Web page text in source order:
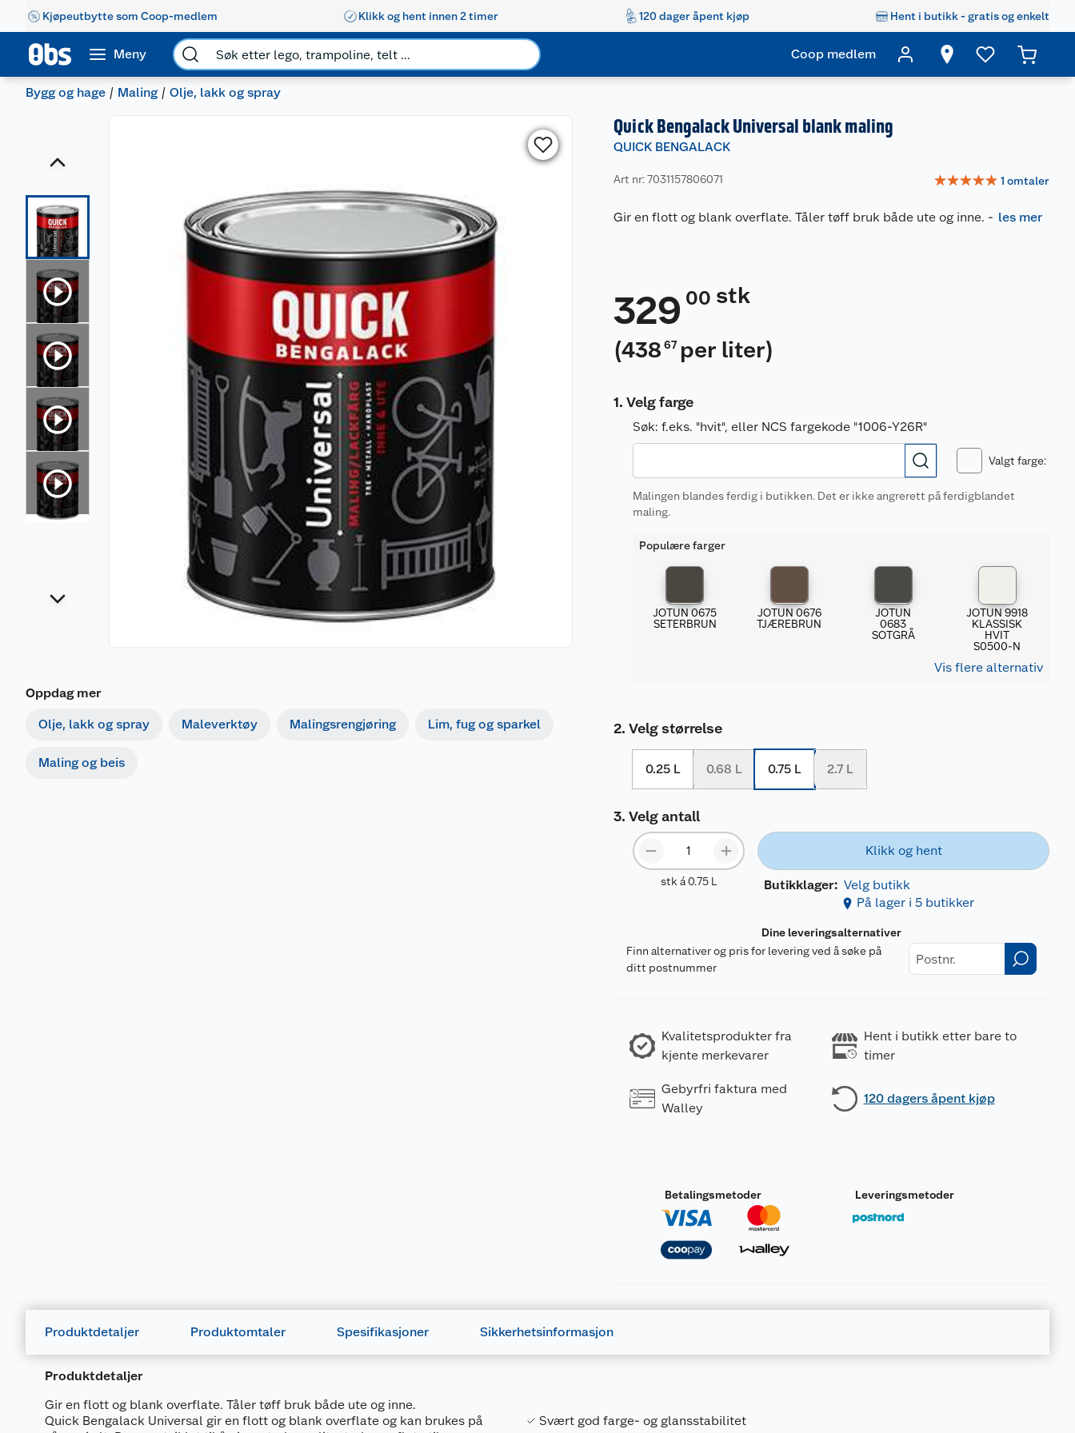
Kjøpeutbytte som Coop-medlem Klikk og hent innen 2 timer 120 dager åpent kjøp Hent i butikk - gratis og enkelt
Meny Coop medlem
Bygg og hage Maling Olje, lakk og spray
Oppdag mer
Olje, lakk og spray Maleverktøy Malingsrengjøring Lim, fug og sparkel
Maling og beis
Quick Bengalack Universal blank maling
QUICK BENGALACK
Art nr: 7031157806071 ☆☆☆☆☆ 1 omtaler
Gir en flott og blank overflate. Tåler tøff bruk både ute og inne. - les mer
329 00 stk
(438 67 per liter)
Velg farge
Søk: f.eks. "hvit", eller NCS fargekode "1006-Y26R"
Valgt farge:
Malingen blandes ferdig i butikken. Det er ikke angrerett på ferdigblandet
maling.
Populære farger
JOTUN 0675
SETERBRUN
JOTUN 0676
TJÆREBRUN
JOTUN
0683
SOTGRÅ
JOTUN 9918
KLASSISK
HVIT
S0500-N
Vis flere alternativ
Velg størrelse
0.25 L 0.68 L 0.75 L 2.7 L
Velg antall
stk á 0.75 L
Klikk og hent
Butikklager: Velg butikk
På lager i 5 butikker
Dine leveringsalternativer
Finn alternativer og pris for levering ved å søke på
ditt postnummer
Kvalitetsprodukter fra
kjente merkevarer
Hent i butikk etter bare to
timer
Gebyrfri faktura med
Walley
120 dagers åpent kjøp
Betalingsmetoder Leveringsmetoder
Produktdetaljer Produktomtaler Spesifikasjoner Sikkerhetsinformasjon
Produktdetaljer
Gir en flott og blank overflate. Tåler tøff bruk både ute og inne.
Quick Bengalack Universal gir en flott og blank overflate og kan brukes på
Svært god farge- og glansstabilitet
Fareutsagn
H336Kan forårsake døsighet eller svimmelhet.
H372
Forårsaker organskader <eller angi alle organer som påvirkes dersom disse er kjent.> ved langvarig eller gjentatt eksponering <Angi opptaksvei dersom det med
sikkerhet er at ingen andre opptaksveier er årsak til faren>.